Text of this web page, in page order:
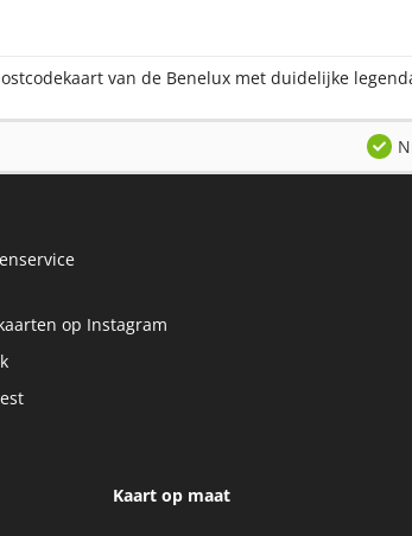
van de Benelux met duidelijke
op Instagram
Kaart op maat